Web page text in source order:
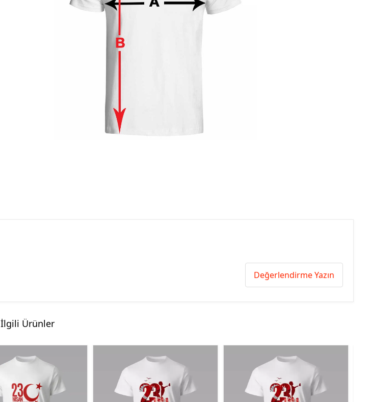
Değerlendirme Yazın
İlgili Ürünler